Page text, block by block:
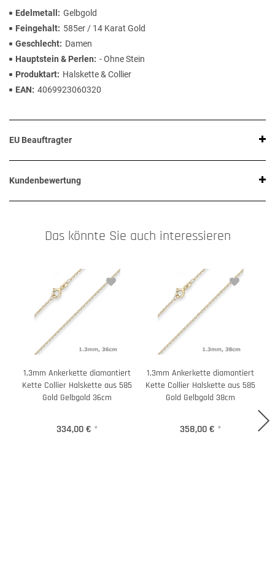
Edelmetall
Gelbgold
Feingehalt
585er / 14 Karat Gold
Geschlecht
Damen
Hauptstein & Perlen
- Ohne Stein
Produktart
Halskette & Collier
EAN
4069923060320
EU Beauftragter
Kundenbewertung
Das könnte Sie auch interessieren
1,3mm Ankerkette diamantiert
Kette Collier Halskette aus 585
Gold Gelbgold 36cm
334,00 € *
1,3mm Ankerkette diamantiert
Kette Collier Halskette aus 585
Gold Gelbgold 38cm
358,00 € *